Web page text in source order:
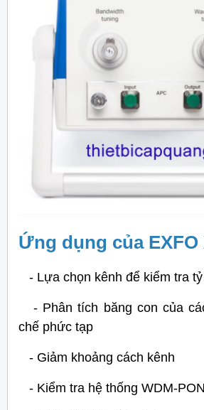
Ứng dụng của EXFO
- Lựa chọn kênh để kiểm tra
- Phân tích băng con của
chế phức tạp
- Giảm khoảng cách kênh
- Kiểm tra hệ thống WDM-